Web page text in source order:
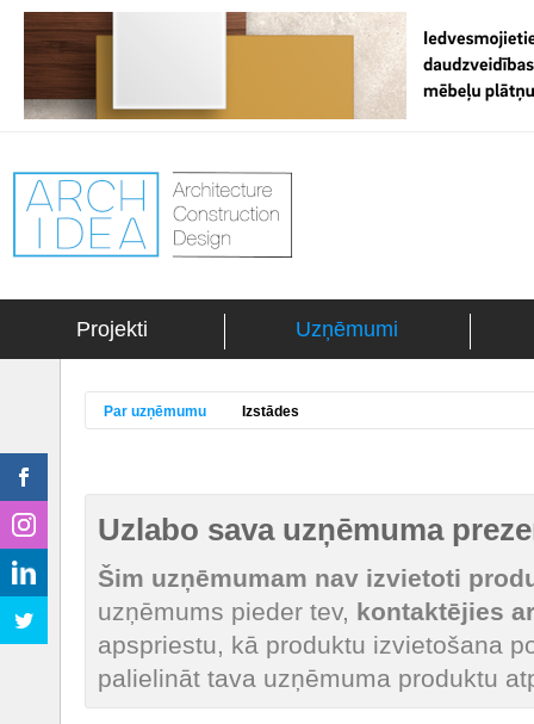
Projekti Uzņēmumi
Par uzņēmumu Izstādes
Uzlabo sava uzņēmuma
Šim uzņēmumam nav izvietoti
uzņēmums pieder tev, kontaktējies
apspriestu, kā produktu izvietošana
palielināt tava uzņēmuma produktu